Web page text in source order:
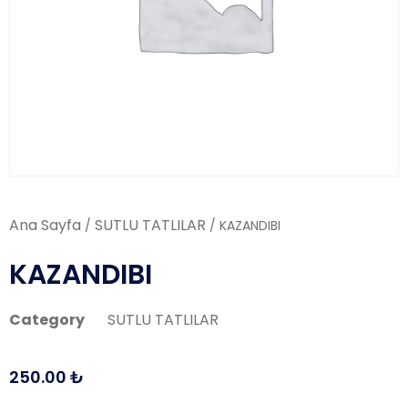
Ana Sayfa / SUTLU TATLILAR / KAZANDIBI
KAZANDIBI
Category SUTLU TATLILAR
250.00 ₺